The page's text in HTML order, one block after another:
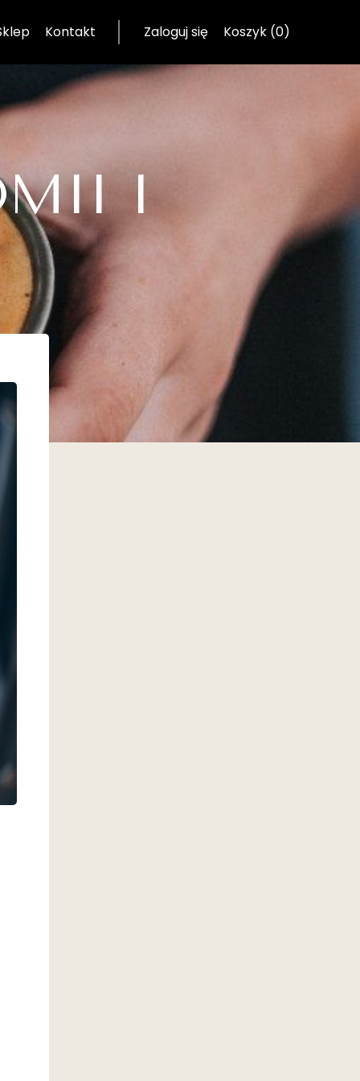
Kontakt Zaloguj się Koszyk (0)
I